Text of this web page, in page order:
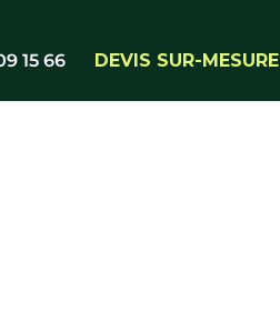
15 66 DEVIS SUR-MESURE